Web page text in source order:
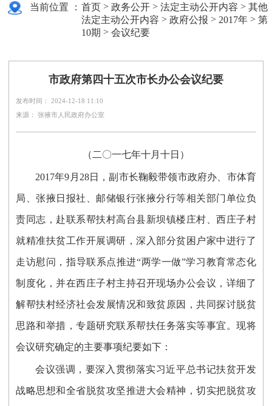
当前位置 ： 首页 >政务公开 >法定主动公开内容 >其他
法定主动公开内容 >政府公报 > 2017年 >第
10期 >会议纪要
市政府第四十五次市长办公会议纪要
发布时间： 2024-12-18 11:10
来源： 张掖市人民政府办公室
（二〇一七年十月十日）
2017年9月28日，副市长鞠毅带领市政府办、市体育
局、张掖日报社、邮储银行张掖分行等相关部门单位负
责同志，赴联系帮扶村高台县新坝镇楼庄村、西庄子村
就精准扶贫工作开展调研，深入部分贫困户家中进行了
走访慰问，指导联系点推进“两学一做”学习教育常态化
制度化，并在西庄子村主持召开现场办公会议，详细了
解帮扶村经济社会发展情况和致贫原因，共同探讨脱贫
思路和举措，专题研究联系帮扶任务落实等事宜。现将
会议研究确定的主要事项纪要如下：
会议强调，要深入贯彻落实习近平总书记扶贫开发
战略思想和全省脱贫攻坚推进大会精神，切实把脱贫攻